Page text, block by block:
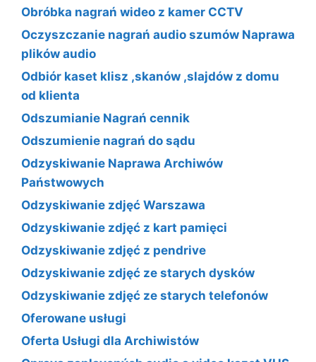
Obróbka nagrań wideo z kamer CCTV
Oczyszczanie nagrań audio szumów Naprawa
plików audio
Odbiór kaset klisz ,skanów ,slajdów z domu
od klienta
Odszumianie Nagrań cennik
Odszumienie nagrań do sądu
Odzyskiwanie Naprawa Archiwów
Państwowych
Odzyskiwanie zdjęć Warszawa
Odzyskiwanie zdjęć z kart pamięci
Odzyskiwanie zdjęć z pendrive
Odzyskiwanie zdjęć ze starych dysków
Odzyskiwanie zdjęć ze starych telefonów
Oferowane usługi
Oferta Usługi dla Archiwistów